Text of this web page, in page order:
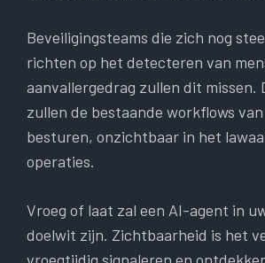
Beveiligingsteams die zich nog
richten op het detecteren van
aanvallergedrag zullen dit missen.
zullen de bestaande workflows
besturen, onzichtbaar in het
operaties.
Vroeg of laat zal een AI-agent in
doelwit zijn. Zichtbaarheid is het